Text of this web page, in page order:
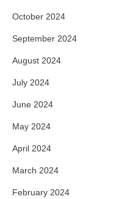
October 2024
September 2024
August 2024
July 2024
June 2024
May 2024
April 2024
March 2024
February 2024